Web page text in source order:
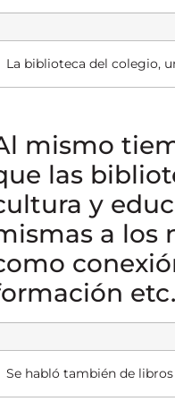
La biblioteca del colegio,
mismo
las
y
a los
etc.
Se habló también de